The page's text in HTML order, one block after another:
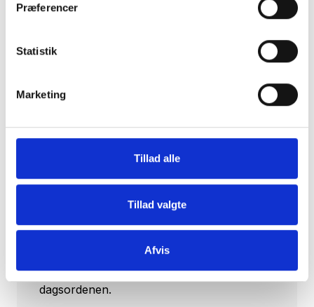
Præferencer
Statistik
Marketing
Tillad alle
Tillad valgte
Afvis
Vil du opdateres på, hvad der rør sig inden
for sundheds- og velfærdsteknologien uge
dugfriske nyheder fra branchen samt et
arrangementer direkte i din og dine
kollegaers indbakke.
Hver torsdag klokken 14:00 udkommer
CareNets fagligt stærke nyhedsbrev. Her
implementering af sundheds- og
velfærdsteknologi til pleje og omsorg på
dagsordenen.